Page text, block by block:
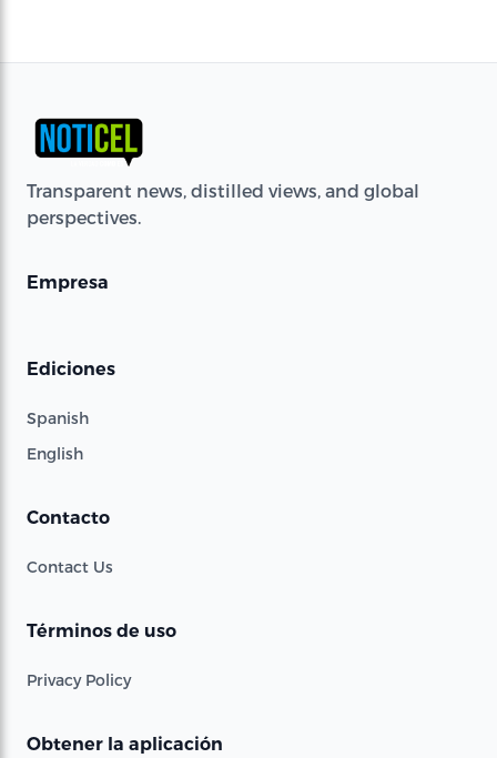
Transparent news, distilled views, and global
perspectives.
Empresa
Ediciones
Spanish
English
Contacto
Contact Us
Términos de uso
Privacy Policy
Obtener la aplicación